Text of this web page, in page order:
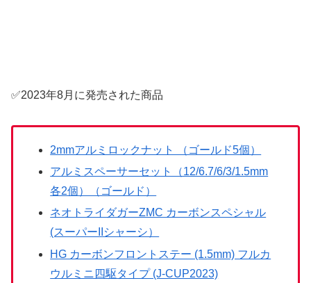
✅2023年8月に発売された商品
2mmアルミロックナット （ゴールド5個）
アルミスペーサーセット（12/6.7/6/3/1.5mm
各2個）（ゴールド）
ネオトライダガーZMC カーボンスペシャル
(スーパーIIシャーシ）
HG カーボンフロントステー (1.5mm) フルカ
ウルミニ四駆タイプ (J-CUP2023)